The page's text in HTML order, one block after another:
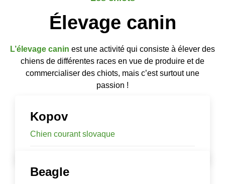
Élevage canin
L’élevage canin est une activité qui consiste à élever des
chiens de différentes races en vue de produire et de
commercialiser des chiots, mais c’est surtout une
passion !
Kopov
Chien courant slovaque
Beagle